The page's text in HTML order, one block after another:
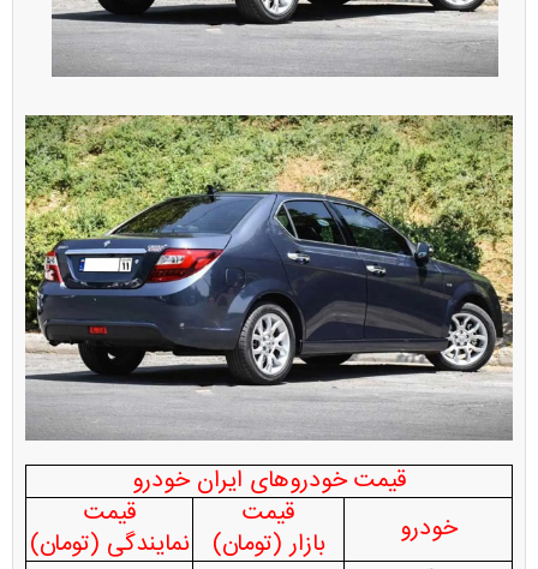
قیمت خودروهای ایران خودرو
خودرو
قیمت
بازار (تومان)
قیمت
نمایندگی (تومان)